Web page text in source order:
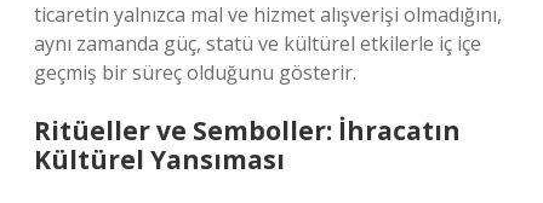
ticaretin yalnızca mal ve hizmet alışverişi olmadığını,
aynı zamanda güç, statü ve kültürel etkilerle iç içe
geçmiş bir süreç olduğunu gösterir.
Ritüeller ve Semboller: İhracatın
Kültürel Yansıması